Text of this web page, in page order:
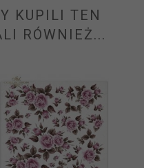
KUPILI TEN
RÓWNIEŻ...